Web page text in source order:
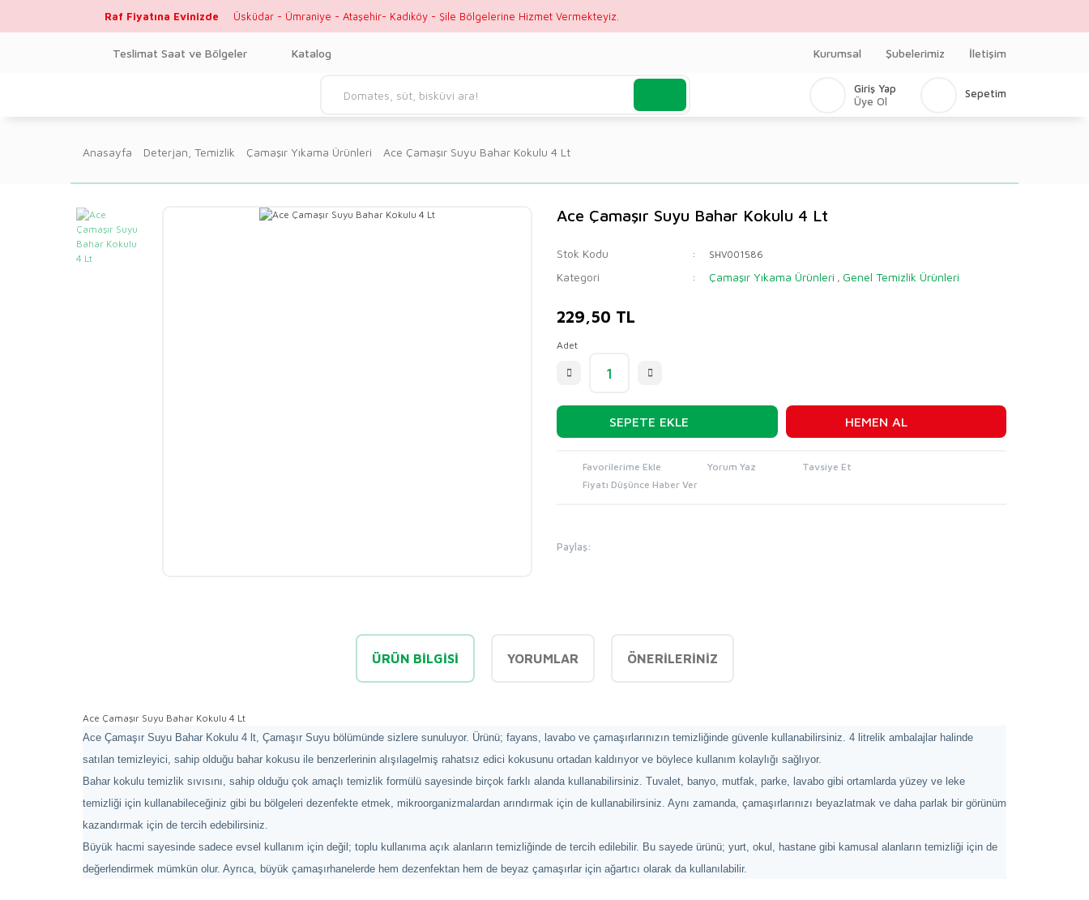
Raf Fiyatına Evinizde Üsküdar - Ümraniye - Ataşehir- Kadıköy - Şile Bölgelerine Hizmet Vermekteyiz.
Teslimat Saat ve Bölgeler Katalog Kurumsal Şubelerimiz İletişim
Giriş Yap
Üye Ol
Sepetim
Anasayfa Deterjan, Temizlik Çamaşır Yıkama Ürünleri Ace Çamaşır Suyu Bahar Kokulu 4 Lt
Ace Çamaşır Suyu Bahar Kokulu 4 Lt
Stok Kodu SHV001586
Kategori Çamaşır Yıkama Ürünleri , Genel Temizlik Ürünleri
229,50 TL
Adet
SEPETE EKLE HEMEN AL
Yorum Yaz
Tavsiye Et
Fiyatı Düşünce Haber Ver
Paylaş:
ÜRÜN BILGISI YORUMLAR ÖNERILERINIZ
Ace Çamaşır Suyu Bahar Kokulu 4 Lt
Ace Çamaşır Suyu Bahar Kokulu 4 lt, Çamaşır Suyu bölümünde sizlere sunuluyor. Ürünü; fayans, lavabo ve çamaşırlarınızın temizliğinde güvenle kullanabilirsiniz. 4 litrelik ambalajlar halinde
satılan temizleyici, sahip olduğu bahar kokusu ile benzerlerinin alışılagelmiş rahatsız edici kokusunu ortadan kaldırıyor ve böylece kullanım kolaylığı sağlıyor.
Bahar kokulu temizlik sıvısını, sahip olduğu çok amaçlı temizlik formülü sayesinde birçok farklı alanda kullanabilirsiniz. Tuvalet, banyo, mutfak, parke, lavabo gibi ortamlarda yüzey ve leke
temizliği için kullanabileceğiniz gibi bu bölgeleri dezenfekte etmek, mikroorganizmalardan arındırmak için de kullanabilirsiniz. Aynı zamanda, çamaşırlarınızı beyazlatmak ve daha parlak bir görünüm
kazandırmak için de tercih edebilirsiniz.
Büyük hacmi sayesinde sadece evsel kullanım için değil; toplu kullanıma açık alanların temizliğinde de tercih edilebilir. Bu sayede ürünü; yurt, okul, hastane gibi kamusal alanların temizliği için de
değerlendirmek mümkün olur. Ayrıca, büyük çamaşırhanelerde hem dezenfektan hem de beyaz çamaşırlar için ağartıcı olarak da kullanılabilir.